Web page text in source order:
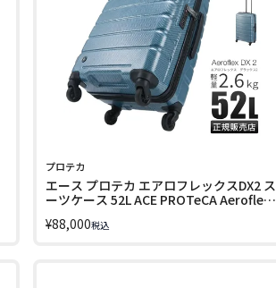
プロテカ
エース プロテカ エアロフレックスDX2 ス
ーツケース 52L ACE PROTeCA Aeroflex
¥88,000税込